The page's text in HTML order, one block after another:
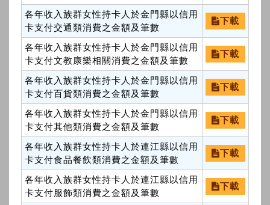
各年收入族群女性持卡人於金門縣以信用
卡支付交通類消費之金額及筆數
下載
各年收入族群女性持卡人於金門縣以信用
卡支付文教康樂相關消費之金額及筆數
下載
各年收入族群女性持卡人於金門縣以信用
卡支付百貨類消費之金額及筆數
下載
各年收入族群女性持卡人於金門縣以信用
卡支付其他類消費之金額及筆數
下載
各年收入族群女性持卡人於連江縣以信用
卡支付食品餐飲類消費之金額及筆數
下載
各年收入族群女性持卡人於連江縣以信用
卡支付服飾類消費之金額及筆數
下載